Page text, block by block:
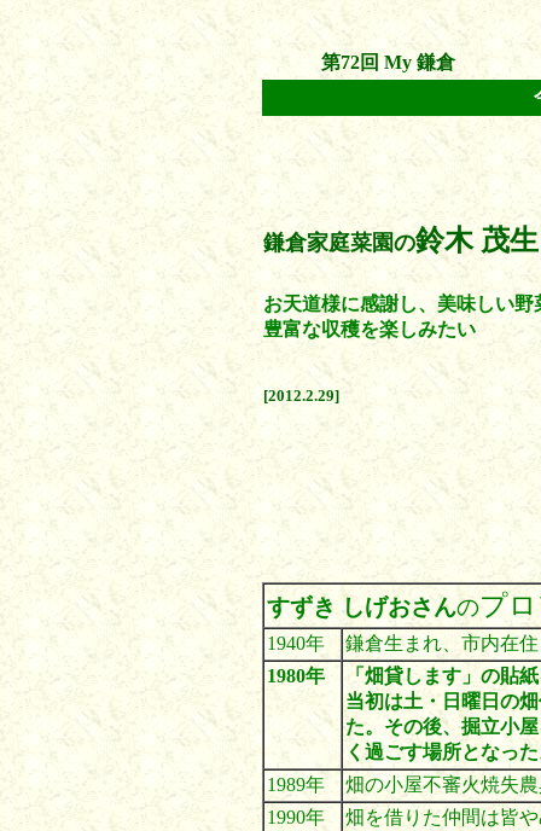
第72回 My 鎌倉
鎌倉家庭菜園の鈴木 茂
お天道様に感謝し、美味しい野
豊富な収穫を楽しみたい
[2012.2.29]
すずき しげおさんのプ
1940年
鎌倉生まれ、市内在住
1980年
「畑貸します」の貼
当初は土・日曜日の
た。その後、掘立小
く過ごす場所となっ
1989年
畑の小屋不審火焼失
1990年
畑を借りた仲間は皆